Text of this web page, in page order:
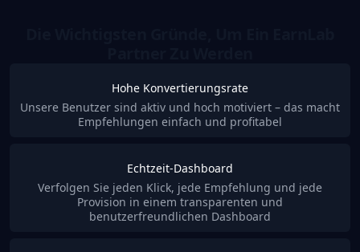
Hohe Konvertierungsrate
Unsere Benutzer sind aktiv und hoch motiviert – das macht
Empfehlungen einfach und profitabel
Echtzeit-Dashboard
Verfolgen Sie jeden Klick, jede Empfehlung und jede
Provision in einem transparenten und
benutzerfreundlichen Dashboard